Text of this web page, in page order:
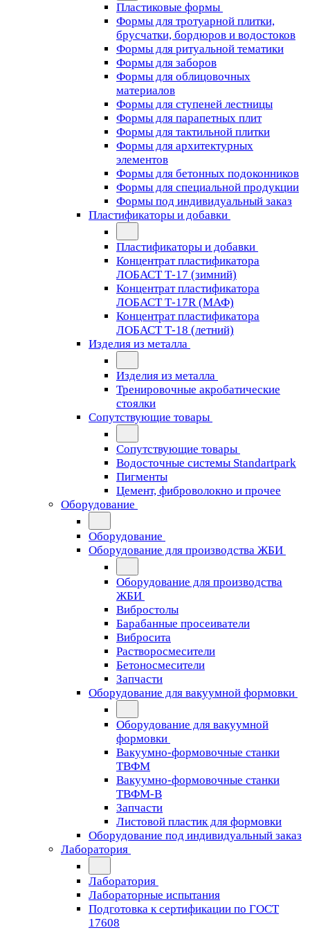
Пластиковые формы
Формы для тротуарной плитки,
брусчатки, бордюров и водостоков
Формы для ритуальной тематики
Формы для заборов
Формы для облицовочных
материалов
Формы для ступеней лестницы
Формы для парапетных плит
Формы для тактильной плитки
Формы для архитектурных
элементов
Формы для бетонных подоконников
Формы для специальной продукции
Формы под индивидуальный заказ
Пластификаторы и добавки
Пластификаторы и добавки
Концентрат пластификатора
ЛОБАСТ Т-17 (зимний)
Концентрат пластификатора
ЛОБАСТ Т-17R (МАФ)
Концентрат пластификатора
ЛОБАСТ Т-18 (летний)
Изделия из металла
Изделия из металла
Тренировочные акробатические
стоялки
Сопутствующие товары
Сопутствующие товары
Водосточные системы Standartpark
Пигменты
Цемент, фиброволокно и прочее
Оборудование
Оборудование
Оборудование для производства ЖБИ
Оборудование для производства
ЖБИ
Вибростолы
Барабанные просеиватели
Вибросита
Растворосмесители
Бетоносмесители
Запчасти
Оборудование для вакуумной формовки
Оборудование для вакуумной
формовки
Вакуумно-формовочные станки
ТВФМ
Вакуумно-формовочные станки
ТВФМ-В
Запчасти
Листовой пластик для формовки
Оборудование под индивидуальный заказ
Лаборатория
Лаборатория
Лабораторные испытания
Подготовка к сертификации по ГОСТ
17608